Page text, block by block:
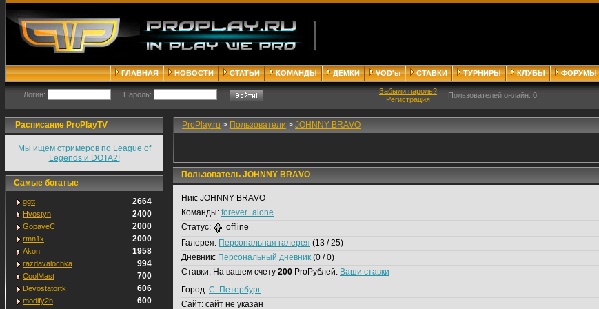
ГЛАВНАЯ НОВОСТИ СТАТЬИ КОМАНДЫ ДЕМКИ VOD'ы СТАВКИ ТУРНИРЫ КЛУБЫ ФОРУМЫ
Логин: Пароль:
Забыли пароль?
Регистрация
Пользователей онлайн: 0
Расписание ProPlayTV
Мы ищем стримеров по League of
Legends и DOTA2!
Самые богатые
ggtt 2664
Hvostyn 2400
GopaveC 2000
rmn1x 2000
Akon 1958
razdavalochka 994
CoolMast 700
Devostatortk 606
modify2h 600
ProPlay.ru > Пользователи > JOHNNY BRАVO
Пользователь JOHNNY BRАVO
Ник: JOHNNY BRАVO
Команды: forever_alone
Статус:
offline
Галерея: Персональная галерея (13 / 25)
Дневник: Персональный дневник (0 / 0)
Ставки: На вашем счету 200 ProРублей. Ваши ставки
Город: С. Петербург
Сайт: сайт не указан